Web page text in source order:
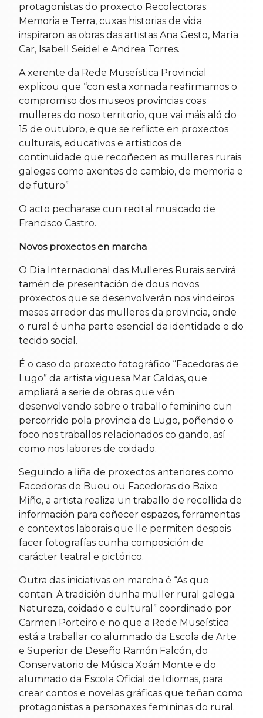
protagonistas do proxecto Recolectoras:
Memoria e Terra, cuxas historias de vida
inspiraron as obras das artistas Ana Gesto, María
Car, Isabell Seidel e Andrea Torres.
A xerente da Rede Museística Provincial
explicou que “con esta xornada reafirmamos o
compromiso dos museos provincias coas
mulleres do noso territorio, que vai máis aló do
15 de outubro, e que se reflicte en proxectos
culturais, educativos e artísticos de
continuidade que recoñecen as mulleres rurais
galegas como axentes de cambio, de memoria e
de futuro”
O acto pecharase cun recital musicado de
Francisco Castro.
Novos proxectos en marcha
O Día Internacional das Mulleres Rurais servirá
tamén de presentación de dous novos
proxectos que se desenvolverán nos vindeiros
meses arredor das mulleres da provincia, onde
o rural é unha parte esencial da identidade e do
tecido social.
É o caso do proxecto fotográfico “Facedoras de
Lugo” da artista viguesa Mar Caldas, que
ampliará a serie de obras que vén
desenvolvendo sobre o traballo feminino cun
percorrido pola provincia de Lugo, poñendo o
foco nos traballos relacionados co gando, así
como nos labores de coidado.
Seguindo a liña de proxectos anteriores como
Facedoras de Bueu ou Facedoras do Baixo
Miño, a artista realiza un traballo de recollida de
información para coñecer espazos, ferramentas
e contextos laborais que lle permiten despois
facer fotografías cunha composición de
carácter teatral e pictórico.
Outra das iniciativas en marcha é “As que
contan. A tradición dunha muller rural galega.
Natureza, coidado e cultural” coordinado por
Carmen Porteiro e no que a Rede Museística
está a traballar co alumnado da Escola de Arte
e Superior de Deseño Ramón Falcón, do
Conservatorio de Música Xoán Monte e do
alumnado da Escola Oficial de Idiomas, para
crear contos e novelas gráficas que teñan como
protagonistas a personaxes femininas do rural.